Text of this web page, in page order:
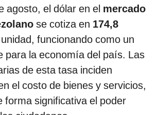
agosto, el dólar en el mercado
se cotiza en 174,8
funcionando como un
para la economía del país. Las
de esta tasa inciden
el costo de bienes y servicios,
forma significativa el poder